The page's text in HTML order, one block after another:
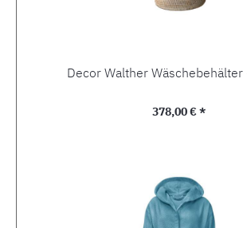
Decor Walther Wäschebehälter
Regulärer Preis:
378,00 € *